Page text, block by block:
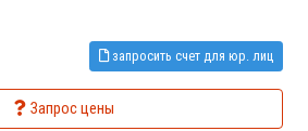
запросить счет для юр. лиц
Запрос цены